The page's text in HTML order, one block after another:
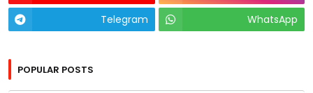
Telegram
WhatsApp
POPULAR POSTS